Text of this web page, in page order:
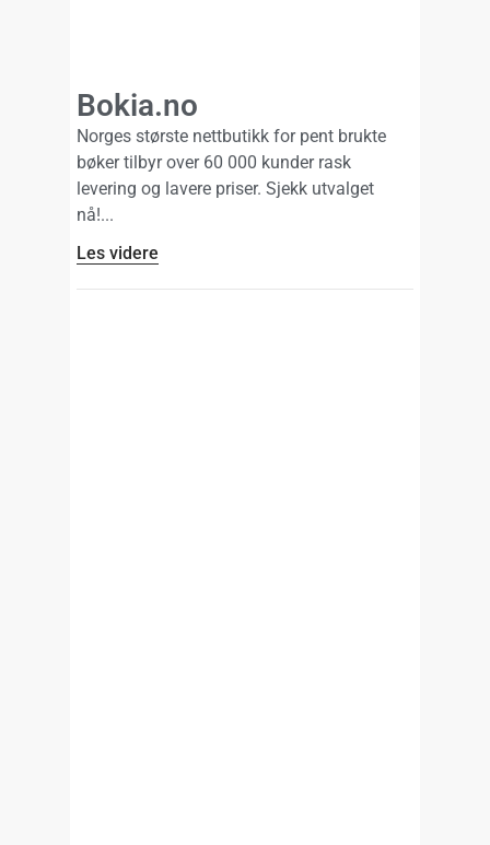
Bokia.no
Norges største nettbutikk for pent brukte
bøker tilbyr over 60 000 kunder rask
levering og lavere priser. Sjekk utvalget
nå!
Les videre